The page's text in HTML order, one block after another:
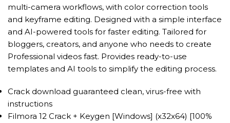
multi-camera workflows, with color correction tools
and keyframe editing. Designed with a simple interface
and AI-powered tools for faster editing. Tailored for
bloggers, creators, and anyone who needs to create
Professional videos fast. Provides ready-to-use
templates and AI tools to simplify the editing process.
Crack download guaranteed clean, virus-free with
instructions
Filmora 12 Crack + Keygen [Windows] (x32x64) [100%